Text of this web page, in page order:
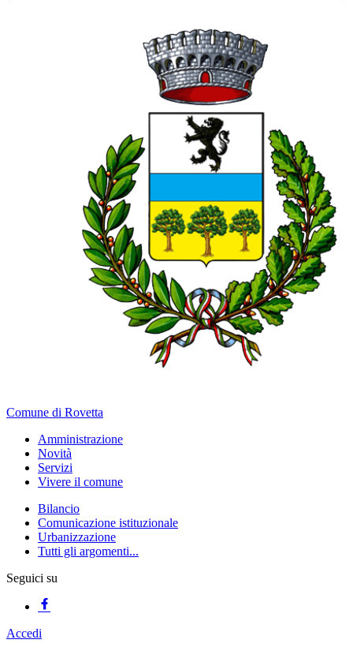
Comune di Rovetta
Amministrazione
Novità
Servizi
Vivere il comune
Bilancio
Comunicazione istituzionale
Urbanizzazione
Tutti gli argomenti...
Seguici su
Accedi